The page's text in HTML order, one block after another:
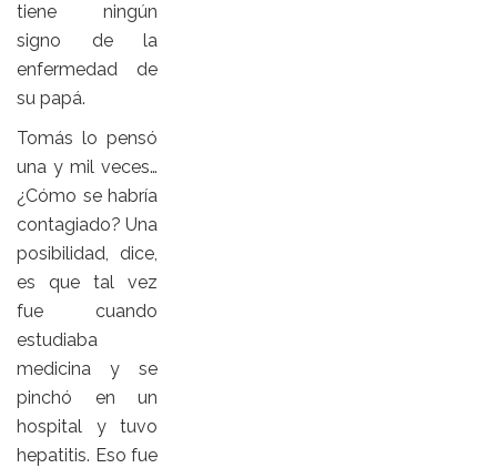
tiene ningún
signo de la
enfermedad de
su papá.
Tomás lo pensó
una y mil veces…
¿Cómo se habría
contagiado? Una
posibilidad, dice,
es que tal vez
fue cuando
estudiaba
medicina y se
pinchó en un
hospital y tuvo
hepatitis. Eso fue